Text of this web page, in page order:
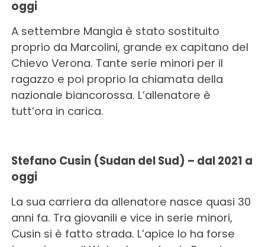
oggi
A settembre Mangia è stato sostituito
proprio da Marcolini, grande ex capitano del
Chievo Verona. Tante serie minori per il
ragazzo e poi proprio la chiamata della
nazionale biancorossa. L’allenatore è
tutt’ora in carica.
Stefano Cusin (Sudan del Sud) – dal 2021 a
oggi
La sua carriera da allenatore nasce quasi 30
anni fa. Tra giovanili e vice in serie minori,
Cusin si è fatto strada. L’apice lo ha forse